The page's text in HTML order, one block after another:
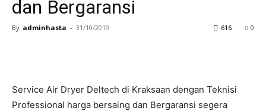
dan Bergaransi
By adminhasta - 31/10/2019 0
616
Service Air Dryer Deltech di Kraksaan dengan Teknisi
Professional harga bersaing dan Bergaransi segera